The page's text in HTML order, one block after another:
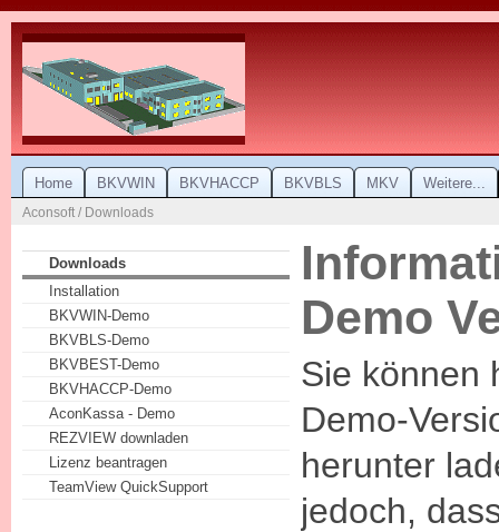
Home BKVWIN BKVHACCP BKVBLS MKV Weitere...
Aconsoft / Downloads
Downloads
Installation
BKVWIN-Demo
BKVBLS-Demo
BKVBEST-Demo
BKVHACCP-Demo
AconKassa - Demo
REZVIEW downladen
Lizenz beantragen
TeamView QuickSupport
Demo
Sie können
Demo-
herunter
jedoch,